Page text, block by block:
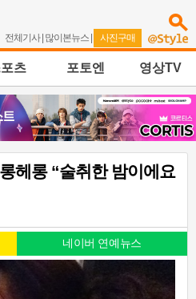
전체기사| 많이본뉴스 | 사진구매
츠 포토엔 영상TV
헤롱 “술취한 밤이에요
네이버 연예뉴스